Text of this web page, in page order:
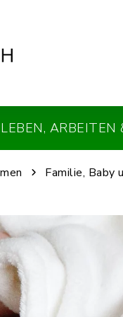
LEBEN, ARBEITEN
Familie, Baby